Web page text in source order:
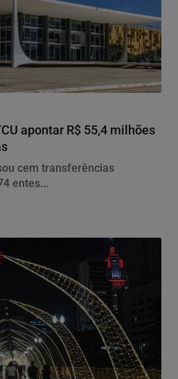
apontar R$ 55,4 milhões
cem transferências
entes...